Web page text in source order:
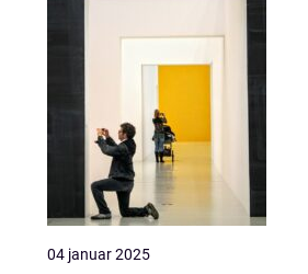
04 januar 2025